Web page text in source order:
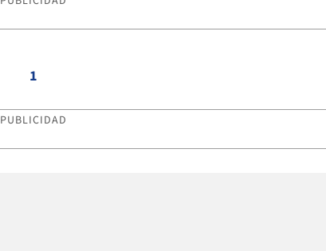
1
PUBLICIDAD